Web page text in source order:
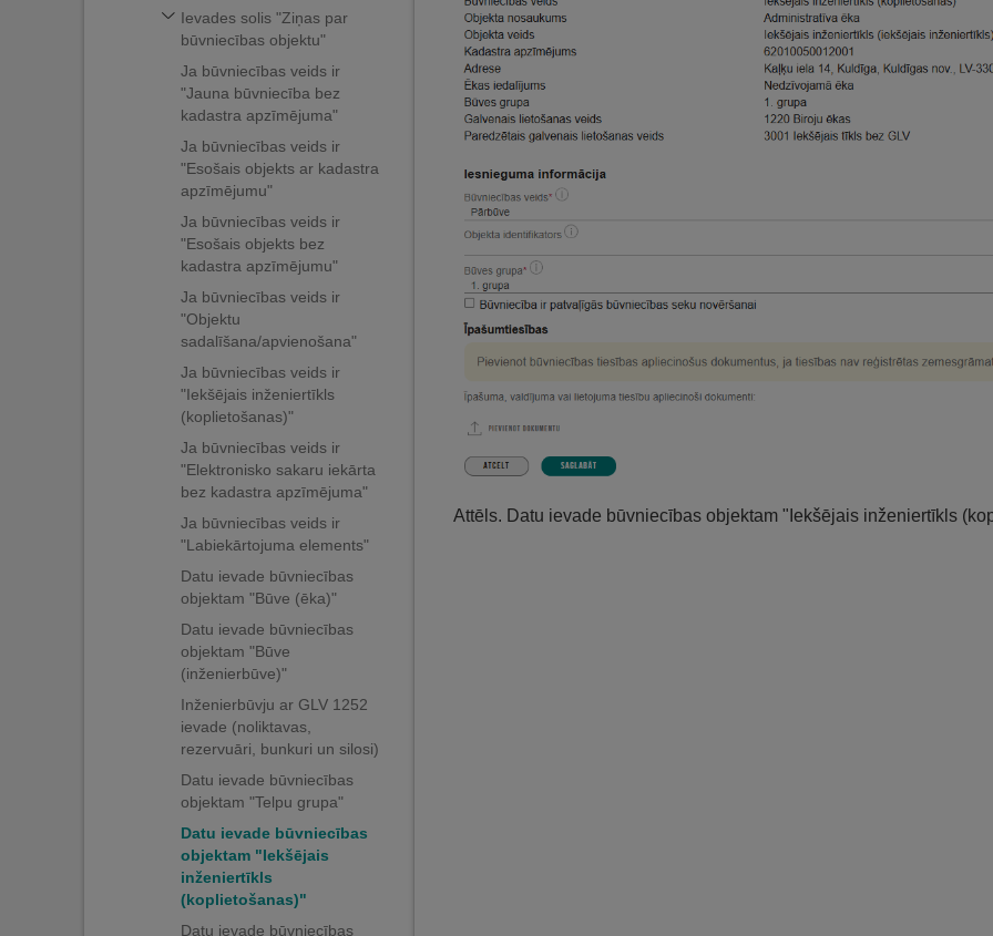
Ievades solis "Ziņas par
būvniecības objektu"
Ja būvniecības veids ir
"Jauna būvniecība bez
kadastra apzīmējuma"
Ja būvniecības veids ir
"Esošais objekts ar kadastra
apzīmējumu"
Ja būvniecības veids ir
"Esošais objekts bez
kadastra apzīmējumu"
Ja būvniecības veids ir
"Objektu
sadalīšana/apvienošana"
Ja būvniecības veids ir
"Iekšējais inženiertīkls
(koplietošanas)"
Ja būvniecības veids ir
"Elektronisko sakaru iekārta
bez kadastra apzīmējuma"
Ja būvniecības veids ir
"Labiekārtojuma elements"
Datu ievade būvniecības
objektam "Būve (ēka)"
Datu ievade būvniecības
objektam "Būve
(inženierbūve)"
Inženierbūvju ar GLV 1252
ievade (noliktavas,
rezervuāri, bunkuri un silosi)
Datu ievade būvniecības
objektam "Telpu grupa"
Datu ievade būvniecības
objektam "Iekšējais
inženiertīkls
(koplietošanas)"
Datu ievade būvniecības
Attēls. Datu ievade būvniecības objektam "Iekšējais inženiertīkls